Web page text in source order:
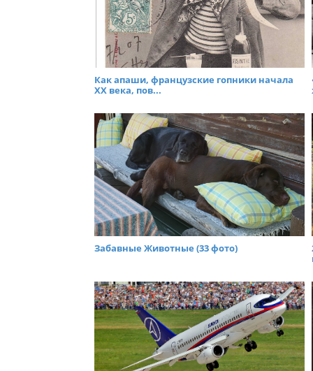
Как апаши, французские гопники начала
XX века, пов...
Забавные Животные (33 фото)